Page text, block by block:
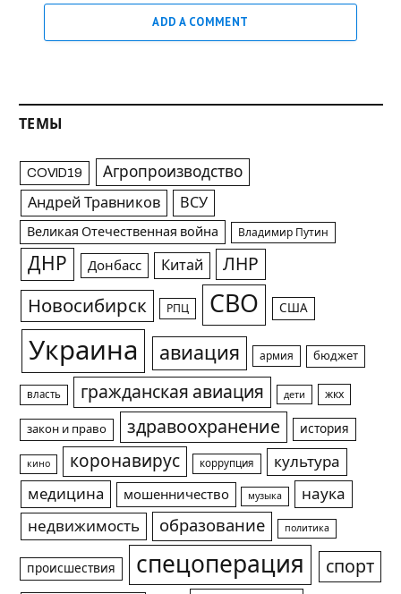
ADD A COMMENT
ТЕМЫ
COVID19 Агропроизводство
Андрей Травников ВСУ
Великая Отечественная война Владимир Путин
ДНР Донбасс Китай ЛНР
Новосибирск РПЦ СВО США
Украина авиация армия бюджет
власть гражданская авиация дети жкх
закон и право здравоохранение история
кино коронавирус коррупция
культура
медицина
мошенничество музыка
наука
недвижимость
образование политика
происшествия спецоперация спорт